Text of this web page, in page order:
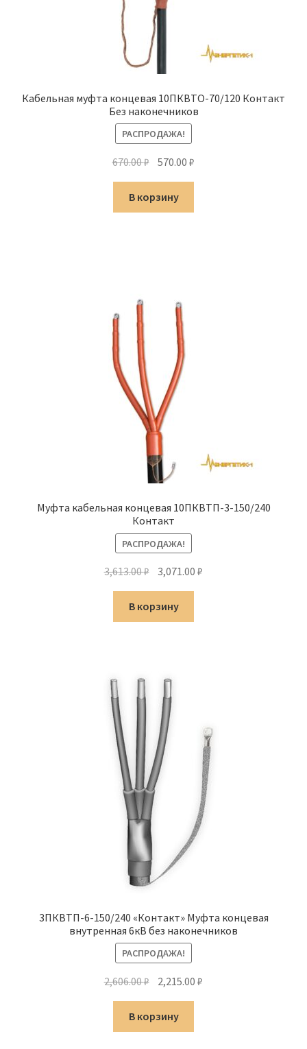
Кабельная муфта концевая 10ПКВТО-70/120 Контакт
Без наконечников
РАСПРОДАЖА!
670.00₽ Первоначальная
составляла
670.00 ₽.
570.00₽
В корзину
Муфта кабельная концевая 10ПКВТП-3-150/240
Контакт
РАСПРОДАЖА!
3,613.00₽ Первоначальная
цена
составляла
3,613.00 ₽.
3,071.00₽
В корзину
3ПКВТП-6-150/240 «Контакт» Муфта концевая
внутренная 6кВ без наконечников
РАСПРОДАЖА!
2,606.00₽ Первоначальная
составляла
2,606.00 ₽.
2,215.00₽
В корзину